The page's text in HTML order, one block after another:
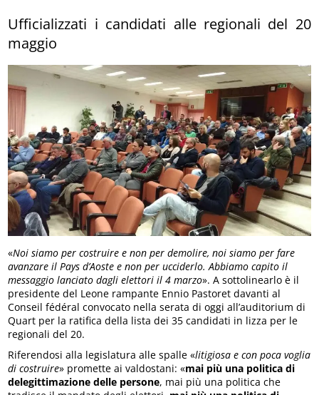
Ufficializzati i candidati alle regionali del 20
maggio
«Noi siamo per costruire e non per demolire, noi siamo per fare
avanzare il Pays d’Aoste e non per ucciderlo. Abbiamo capito il
messaggio lanciato dagli elettori il 4 marzo». A sottolinearlo è il
presidente del Leone rampante Ennio Pastoret davanti al
Conseil fédéral convocato nella serata di oggi all’auditorium di
Quart per la ratifica della lista dei 35 candidati in lizza per le
regionali del 20.
Riferendosi alla legislatura alle spalle «litigiosa e con poca voglia
di costruire» promette ai valdostani: «mai più una politica di
delegittimazione delle persone, mai più una politica che